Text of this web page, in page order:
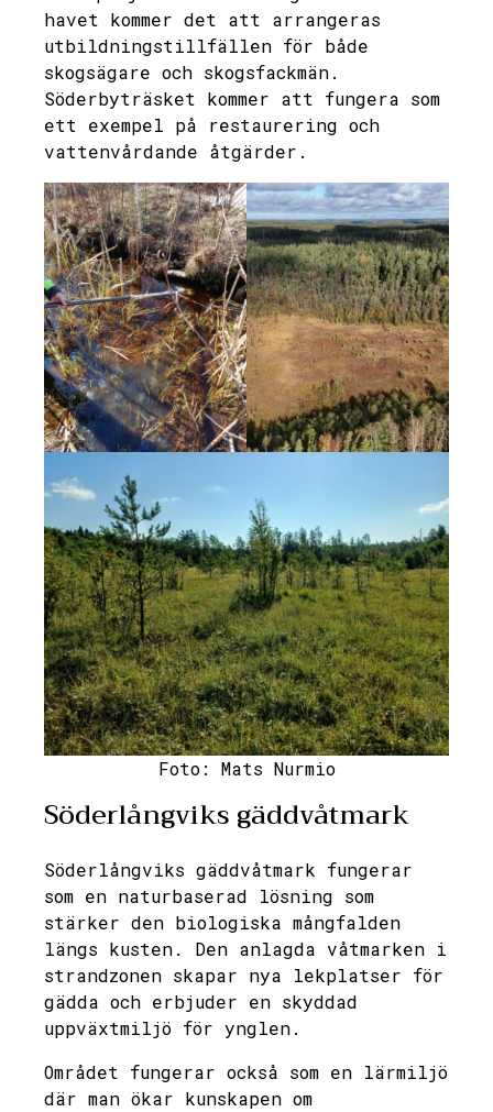
havet kommer det att arrangeras
utbildningstillfällen för både
skogsägare och skogsfackmän.
Söderbyträsket kommer att fungera som
ett exempel på restaurering och
vattenvårdande åtgärder.
Foto: Mats Nurmio
Söderlångviks gäddvåtmark
Söderlångviks gäddvåtmark fungerar
som en naturbaserad lösning som
stärker den biologiska mångfalden
längs kusten. Den anlagda våtmarken i
strandzonen skapar nya lekplatser för
gädda och erbjuder en skyddad
uppväxtmiljö för ynglen.
Området fungerar också som en lärmiljö
där man ökar kunskapen om